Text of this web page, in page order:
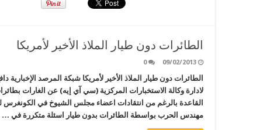
الطائرات دون طيار الملاذ الأخير لأمريكا
09/02/2013
0
الطائرات دون طيار الملاذ الأخير لأمريكا شبكة المرصد الإخبارية
لادارة وكالة الاستخبارات المركزية (سي آي إيه) عن الغارات
القاعدة بالرغم من انتقادات اعضاء مجلس الشيوخ في الكونغرس
مهندس الحرب بواسطة الطائرات بدون طيار اسئلة متكررة في …